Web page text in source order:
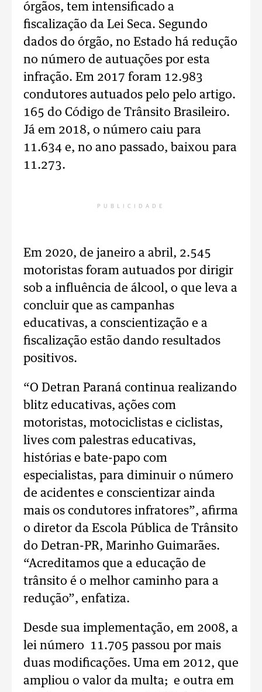
órgãos, tem intensificado a
fiscalização da Lei Seca. Segundo
dados do órgão, no Estado há redução
no número de autuações por esta
infração. Em 2017 foram 12.983
condutores autuados pelo pelo artigo.
165 do Código de Trânsito Brasileiro.
Já em 2018, o número caiu para
11.634 e, no ano passado, baixou para
11.273.
PUBLICIDADE
Em 2020, de janeiro a abril, 2.545
motoristas foram autuados por dirigir
sob a influência de álcool, o que leva a
concluir que as campanhas
educativas, a conscientização e a
fiscalização estão dando resultados
positivos.
“O Detran Paraná continua realizando
blitz educativas, ações com
motoristas, motociclistas e ciclistas,
lives com palestras educativas,
histórias e bate-papo com
especialistas, para diminuir o número
de acidentes e conscientizar ainda
mais os condutores infratores”, afirma
o diretor da Escola Pública de Trânsito
do Detran-PR, Marinho Guimarães.
“Acreditamos que a educação de
trânsito é o melhor caminho para a
redução”, enfatiza.
Desde sua implementação, em 2008, a
lei número 11.705 passou por mais
duas modificações. Uma em 2012, que
ampliou o valor da multa; e outra em